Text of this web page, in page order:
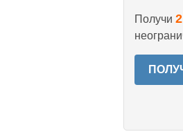
Получи